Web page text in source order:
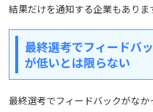
結果だけを通知する企業もありま
最終選考でフィードバ
が低いとは限らない
最終選考でフィードバックがな